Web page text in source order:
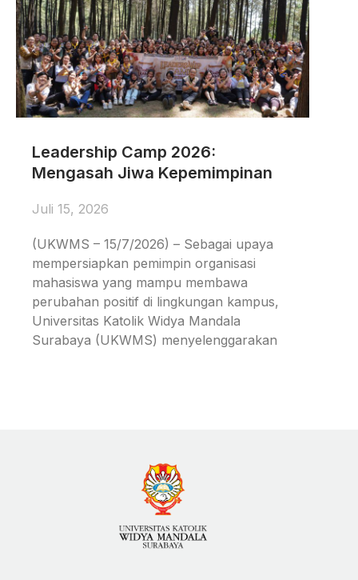
Leadership Camp 2026:
Mengasah Jiwa Kepemimpinan
Juli 15, 2026
(UKWMS – 15/7/2026) – Sebagai upaya
mempersiapkan pemimpin organisasi
mahasiswa yang mampu membawa
perubahan positif di lingkungan kampus,
Universitas Katolik Widya Mandala
Surabaya (UKWMS) menyelenggarakan